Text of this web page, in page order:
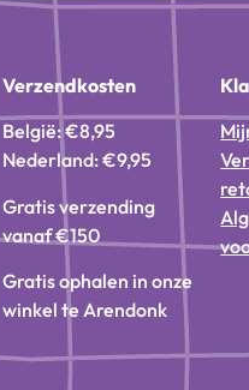
Verzendkosten
België: €8,95
Nederland: €9,95
Gratis verzending
vanaf €150
Gratis ophalen in onze
winkel te Arendonk